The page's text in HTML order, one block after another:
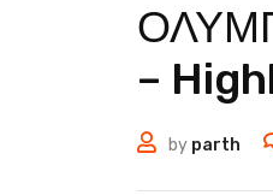
–
by parth